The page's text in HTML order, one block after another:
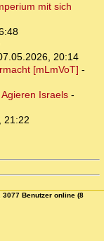
mit sich
20:14
[mLmVoT] -
Israels-
21:22
Benutzer online (8